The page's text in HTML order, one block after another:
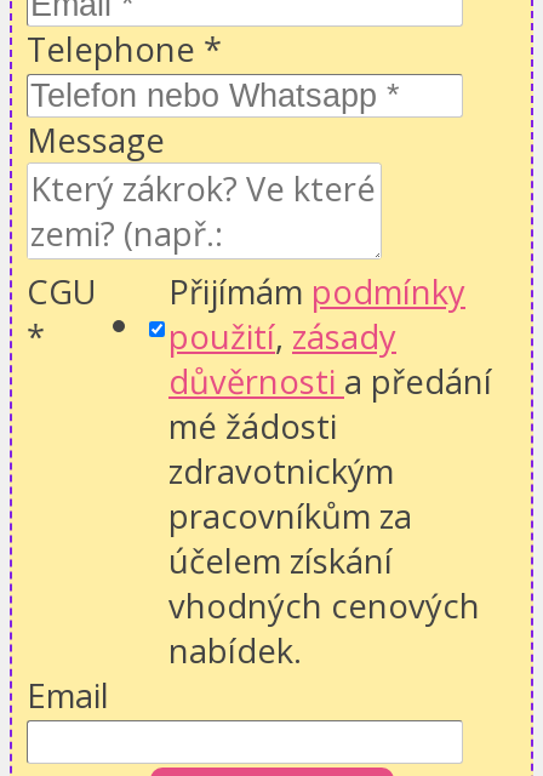
Telephone *
Message
CGU
*
Přijímám podmínky
použití, zásady
důvěrnosti a předání
mé žádosti
zdravotnickým
pracovníkům za
účelem získání
vhodných cenových
nabídek.
Email